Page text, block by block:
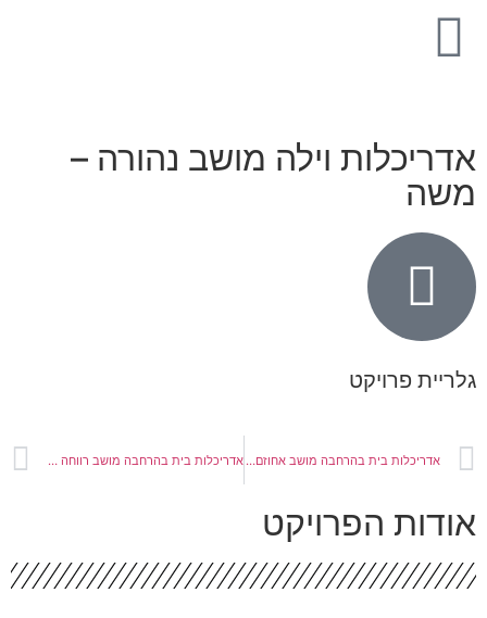
וילה מושב נהורה –
פרויקט
אדריכלות בית בהרחבה מושב אחוזם – חמו אדריכלות בית בהרחבה מושב רווחה – לוי
הפרויקט